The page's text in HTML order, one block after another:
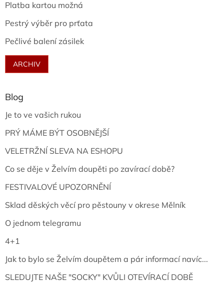
Platba kartou možná
Pestrý výběr pro prťata
Pečlivé balení zásilek
ARCHIV
Blog
Je to ve vašich rukou
PRÝ MÁME BÝT OSOBNĚJŠÍ
VELETRŽNÍ SLEVA NA ESHOPU
Co se děje v Želvím doupěti po zavírací době?
FESTIVALOVÉ UPOZORNĚNÍ
Sklad děských věcí pro pěstouny v okrese Mělník
O jednom telegramu
4+1
Jak to bylo se Želvím doupětem a pár informací navíc...
SLEDUJTE NAŠE "SOCKY" KVŮLI OTEVÍRACÍ DOBĚ